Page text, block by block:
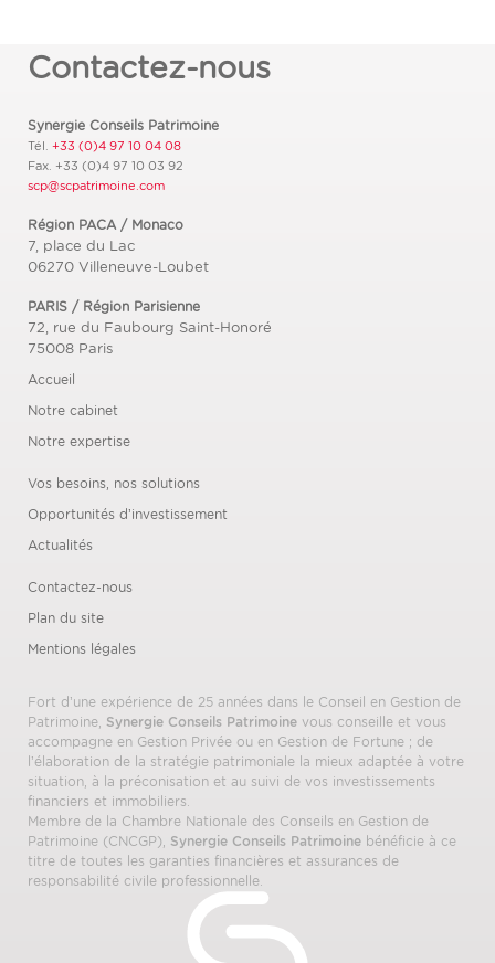
Contactez-nous
Synergie Conseils Patrimoine
Tél. +33 (0)4 97 10 04 08
Fax. +33 (0)4 97 10 03 92
scp@scpatrimoine.com
Région PACA / Monaco
7, place du Lac
06270 Villeneuve-Loubet
PARIS / Région Parisienne
72, rue du Faubourg Saint-Honoré
75008 Paris
Accueil
Notre cabinet
Notre expertise
Vos besoins, nos solutions
Opportunités d’investissement
Actualités
Contactez-nous
Plan du site
Mentions légales
Fort d’une expérience de 25 années dans le Conseil en Gestion de
Patrimoine, Synergie Conseils Patrimoine vous conseille et vous
accompagne en Gestion Privée ou en Gestion de Fortune ; de
l’élaboration de la stratégie patrimoniale la mieux adaptée à votre
situation, à la préconisation et au suivi de vos investissements
financiers et immobiliers.
Membre de la Chambre Nationale des Conseils en Gestion de
Patrimoine (CNCGP), Synergie Conseils Patrimoine bénéficie à ce
titre de toutes les garanties financières et assurances de
responsabilité civile professionnelle.